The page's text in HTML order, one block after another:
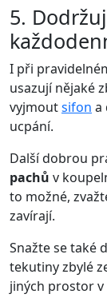
5.
I při
usazují nějaké
vyjmoutsifon a
ucpání.
Další dobrou
pachů v
to možné,
zavírají.
Snažte se také
tekutiny zbylé
jiných prostor v